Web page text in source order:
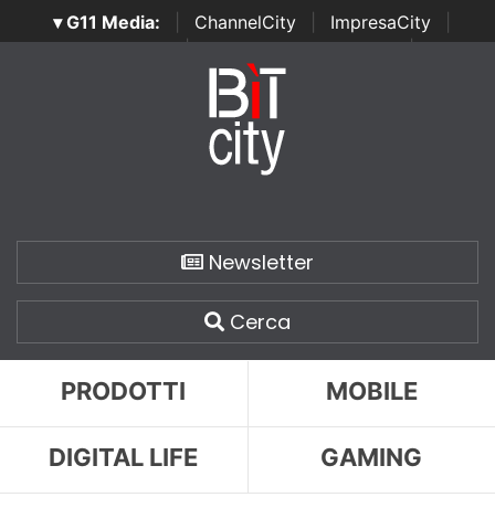
▾ G11 Media: ChannelCity ImpresaCity
SecurityOpenLab | Italian Channel Awards | Italian
Italian Security Awards
Newsletter
Cerca
PRODOTTI MOBILE
DIGITAL LIFE GAMING